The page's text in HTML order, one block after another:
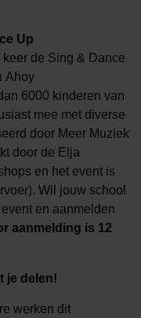
Up
de Sing & Dance
Ahoy
6000 kinderen van
mee met diverse
door Meer Muziek
door de Elja
en het event is
Wil jouw school
en aanmelden
aanmelding is 12
je delen!
werken dit